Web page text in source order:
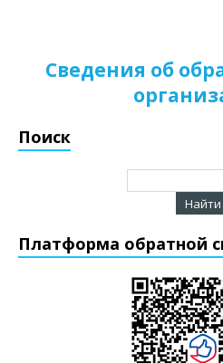
Сведения об
Поиск
Платформа обратной